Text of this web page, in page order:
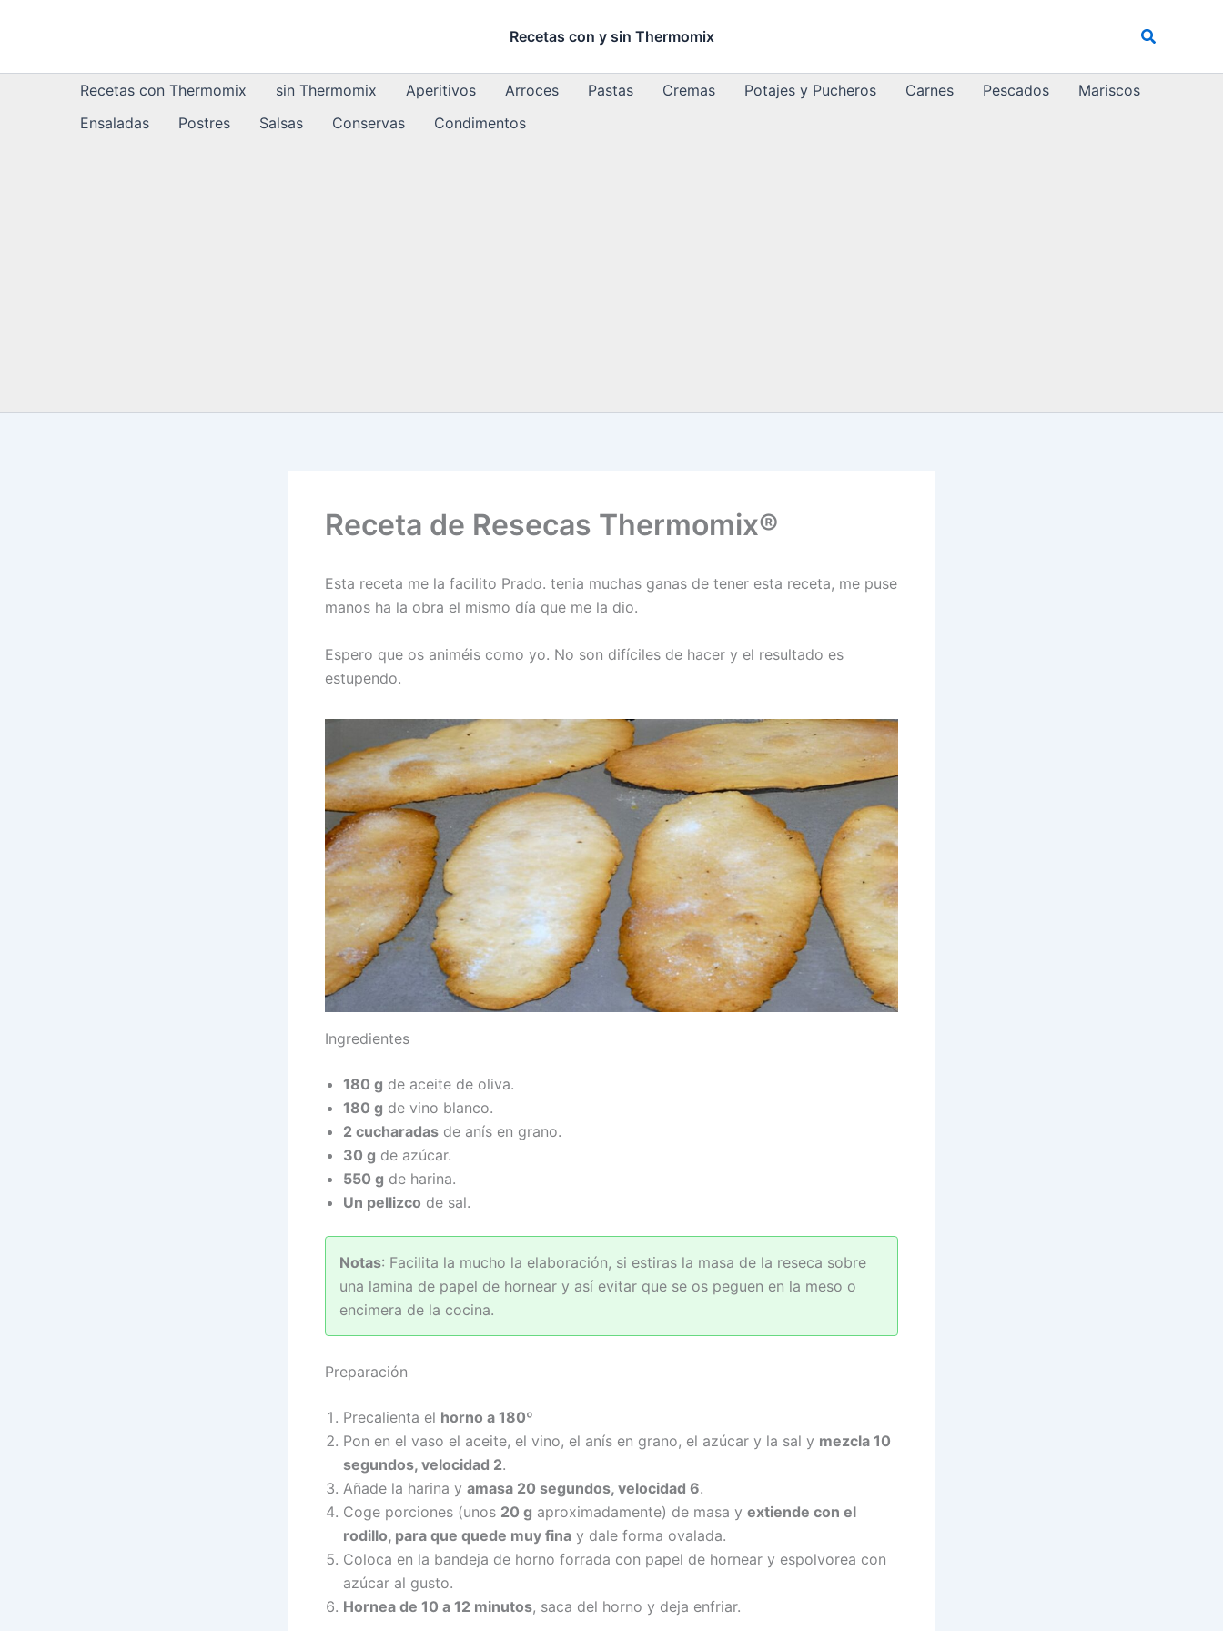
Recetas con y sin Thermomix Buscar
Recetas con Thermomix sin Thermomix Aperitivos Arroces Pastas Cremas Potajes y Pucheros Carnes Pescados
Mariscos
Ensaladas
Postres Salsas Conservas Condimentos
Receta de Resecas Thermomix®
Esta receta me la facilito Prado. tenia muchas ganas de tener esta receta, me puse
manos ha la obra el mismo día que me la dio.
Espero que os animéis como yo. No son difíciles de hacer y el resultado es
estupendo.
Ingredientes
180 g de aceite de oliva.
180 g de vino blanco.
2 cucharadas de anís en grano.
30 g de azúcar.
550 g de harina.
Un pellizco de sal.
Notas: Facilita la mucho la elaboración, si estiras la masa de la reseca sobre
una lamina de papel de hornear y así evitar que se os peguen en la meso o
encimera de la cocina.
Preparación
Precalienta el horno a 180º
Pon en el vaso el aceite, el vino, el anís en grano, el azúcar y la sal y mezcla 10
segundos, velocidad 2.
Añade la harina y amasa 20 segundos, velocidad 6.
Coge porciones (unos 20 g aproximadamente) de masa y extiende con el
rodillo, para que quede muy fina y dale forma ovalada.
Coloca en la bandeja de horno forrada con papel de hornear y espolvorea con
azúcar al gusto.
Hornea de 10 a 12 minutos, saca del horno y deja enfriar.